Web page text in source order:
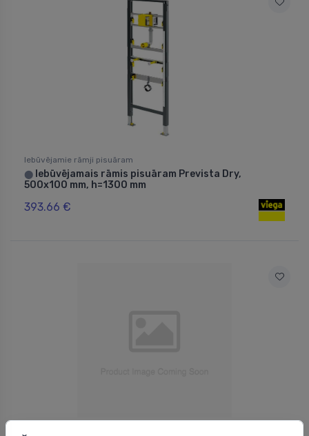
Iebūvējamie rāmji pisuāram
⬤ Iebūvējamais rāmis pisuāram Prevista Dry,
500x100 mm, h=1300 mm
393.66 €